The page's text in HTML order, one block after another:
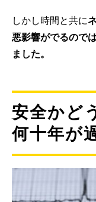
しかし時間と共に
悪影響がでるので
ました。
安全かど
何十年が